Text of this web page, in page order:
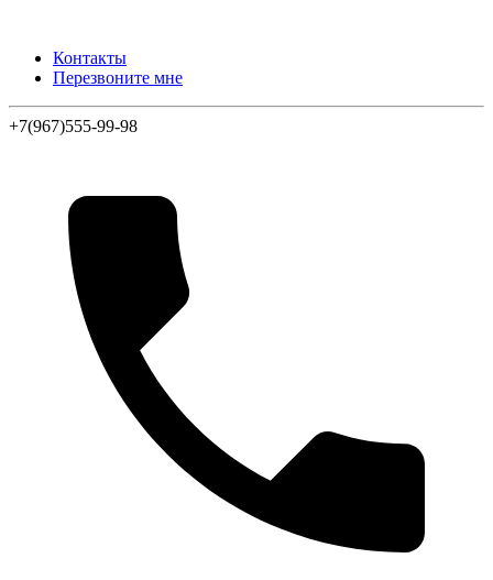
Контакты
Перезвоните мне
+7(967)555-99-98